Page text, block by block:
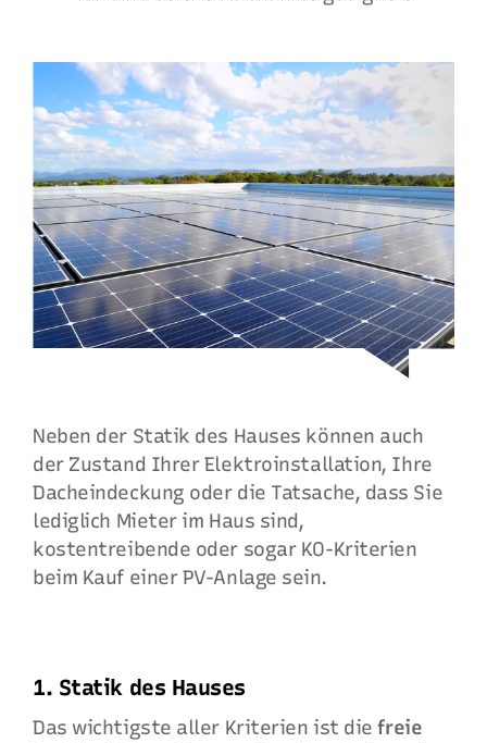
Neben der Statik des Hauses können auch
der Zustand Ihrer Elektroinstallation, Ihre
Dacheindeckung oder die Tatsache, dass Sie
lediglich Mieter im Haus sind,
kostentreibende oder sogar KO-Kriterien
beim Kauf einer PV-Anlage sein.
1. Statik des Hauses
Das wichtigste aller Kriterien ist diefreie